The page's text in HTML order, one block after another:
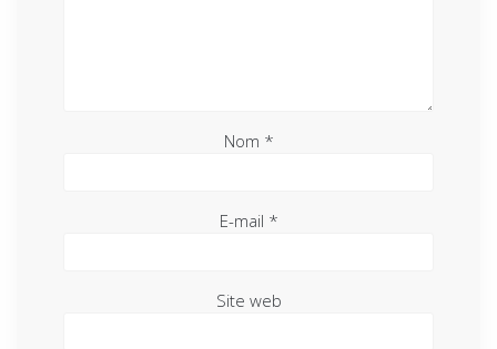
Nom *
E-mail *
Site web